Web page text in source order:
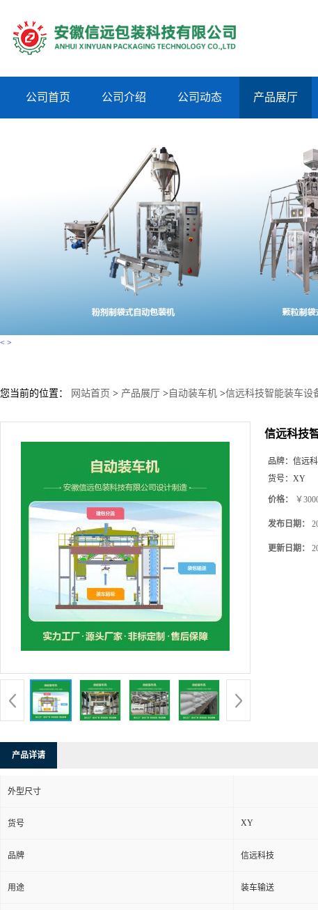
公司首页 公司介绍 公司动态 产品展厅
< >
您当前的位置： 网站首页 > 产品展厅 > 自动装车机 >信远科技智能装车设
信远科技
品牌： 信远
货号： XY
价格： ￥
发布日期：
更新日期：
产品详请
外型尺寸
货号 XY
品牌 信远科技
用途 装车输送